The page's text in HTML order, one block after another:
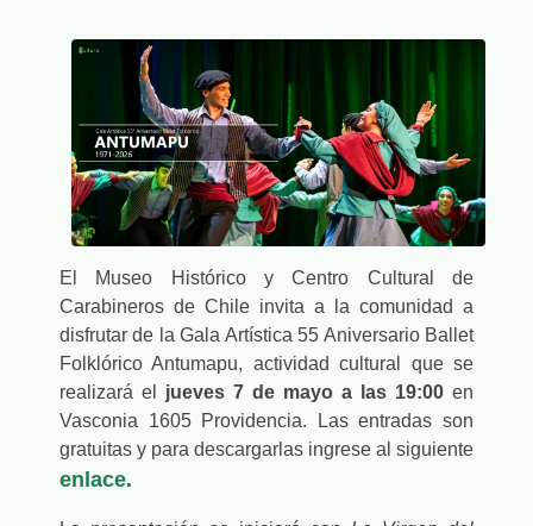
El Museo Histórico y Centro Cultural de
Carabineros de Chile invita a la comunidad a
disfrutar de la Gala Artística 55 Aniversario Ballet
Folklórico Antumapu, actividad cultural que se
realizará el jueves 7 de mayo a las 19:00 en
Vasconia 1605 Providencia. Las entradas son
gratuitas y para descargarlas ingrese al siguiente
enlace.